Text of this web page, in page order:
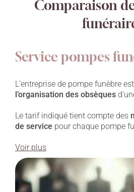
Comparaison
Service pompes
L’entreprise de pompe funèbre
l’organisation des obsèques
Le tarif indiqué tient compte des
de service pour chaque pompe
Voir plus